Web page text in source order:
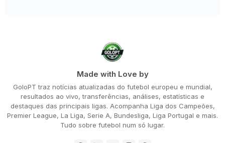
Made with Love by
GoloPT traz notícias atualizadas do futebol europeu e mundial,
resultados ao vivo, transferências, análises, estatísticas e
destaques das principais ligas. Acompanha Liga dos Campeões,
Premier League, La Liga, Serie A, Bundesliga, Liga Portugal e mais.
Tudo sobre futebol num só lugar.